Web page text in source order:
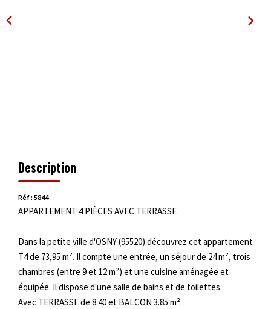
Description
Réf : 5844
APPARTEMENT 4 PIÈCES AVEC TERRASSE
Dans la petite ville d'OSNY (95520) découvrez cet appartement
T4 de 73,95 m². Il compte une entrée, un séjour de 24 m², trois
chambres (entre 9 et 12 m²) et une cuisine aménagée et
équipée. Il dispose d'une salle de bains et de toilettes.
Avec TERRASSE de 8.40 et BALCON 3.85 m².